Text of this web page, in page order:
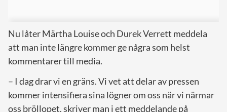
Nu låter Märtha Louise och Durek Verrett meddela
att man inte längre kommer ge några som helst
kommentarer till media.
– I dag drar vi en gräns. Vi vet att delar av pressen
kommer intensifiera sina lögner om oss när vi närmar
oss bröllopet, skriver man i ett meddelande på